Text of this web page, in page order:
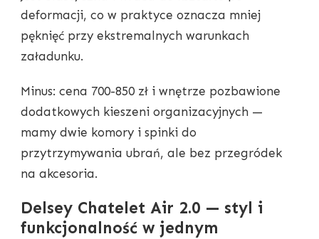
deformacji, co w praktyce oznacza mniej
pęknięć przy ekstremalnych warunkach
załadunku.
Minus: cena 700-850 zł i wnętrze pozbawione
dodatkowych kieszeni organizacyjnych —
mamy dwie komory i spinki do
przytrzymywania ubrań, ale bez przegródek
na akcesoria.
Delsey Chatelet Air 2.0 — styl i
funkcjonalność w jednym